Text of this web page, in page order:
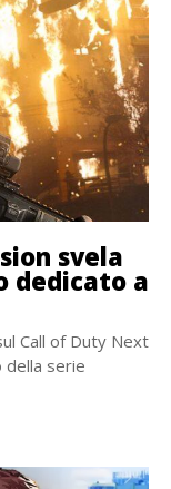
svela
dedicato a
Call of Duty Next
della serie